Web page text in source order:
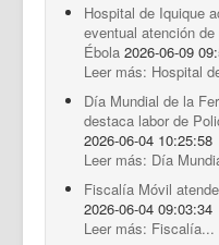
Hospital de Iquique
eventual atención
Ébola 2026-06-09
Leer más: Hospital
Día Mundial de la
destaca labor de
2026-06-04 10:25:58
Leer más: Día
Fiscalía Móvil
2026-06-04 09:03:34
Leer más: Fiscalía...